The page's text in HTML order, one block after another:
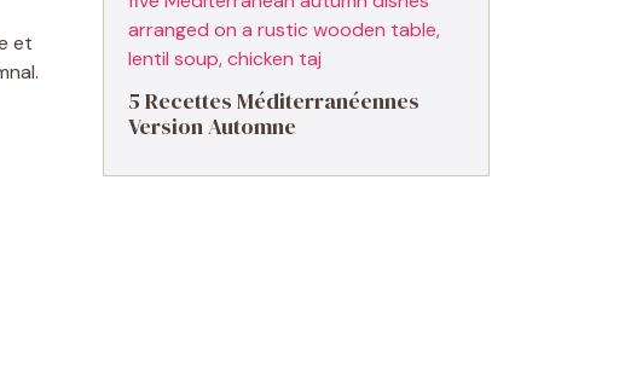
et
5 Recettes Méditerranéennes
Version Automne